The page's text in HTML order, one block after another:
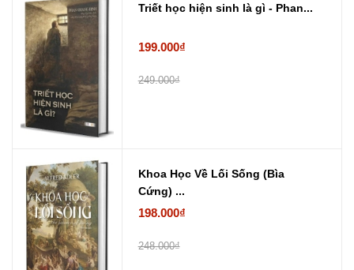
Triết học hiện sinh là gì - Phan...
199.000₫
249.000₫
Khoa Học Về Lối Sống (Bìa
Cứng) ...
198.000₫
248.000₫